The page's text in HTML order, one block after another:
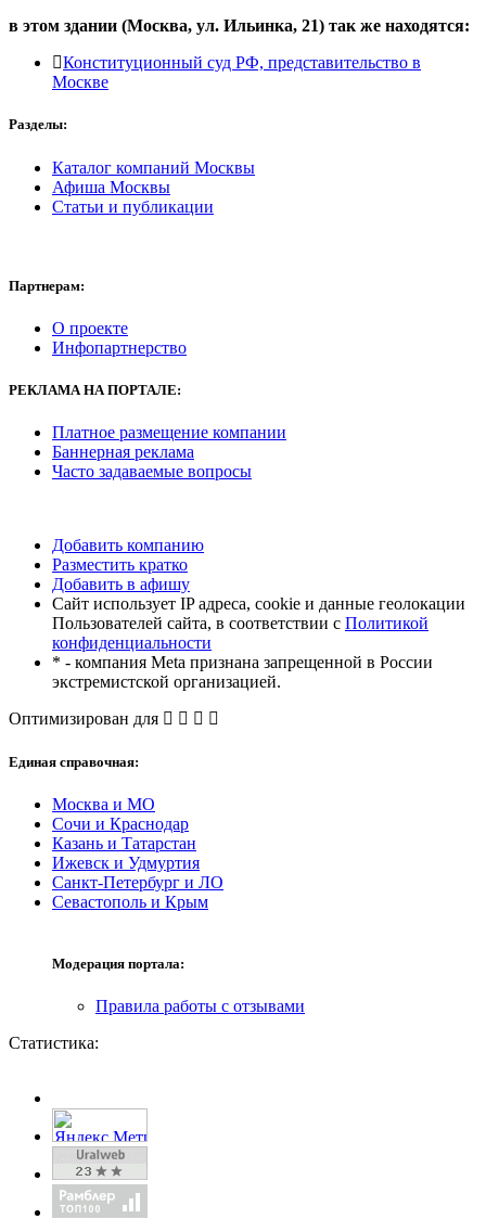
в этом здании (Москва, ул. Ильинка, 21) так же находятся:
Конституционный суд РФ, представительство в
Москве
Разделы:
Каталог компаний Москвы
Афиша Москвы
Статьи и публикации
Партнерам:
О проекте
Инфопартнерство
РЕКЛАМАНА ПОРТАЛЕ:
Платное размещение компании
Баннерная реклама
Часто задаваемые вопросы
Добавить компанию
Разместить кратко
Добавить в афишу
Сайт использует IP адреса, cookie и данные геолокации
Пользователей сайта, в соответствии с Политикой
конфиденциальности
* - компания Meta признана запрещенной в России
экстремистской организацией.
Оптимизирован для
Единая справочная:
Москва и МО
Сочи и Краснодар
Казань и Татарстан
Ижевск и Удмуртия
Санкт-Петербург и ЛО
Севастополь и Крым
Модерация портала:
Правила работы с отзывами
Статистика: